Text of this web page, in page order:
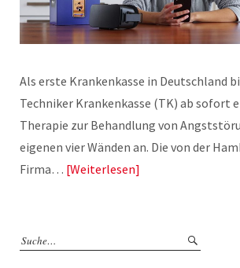
Als erste Krankenkasse in Deutschland
Techniker Krankenkasse (TK) ab sofort
Therapie zur Behandlung von
eigenen vier Wänden an. Die von der
Firma… Weiterlesen